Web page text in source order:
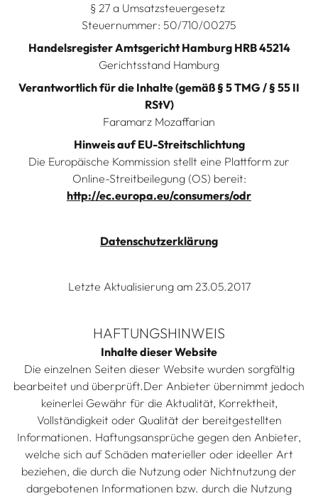
§ 27 a Umsatzsteuergesetz
Steuernummer: 50/710/00275
Handelsregister Amtsgericht Hamburg HRB 45214
Gerichtsstand Hamburg
Verantwortlich für die Inhalte (gemäß § 5 TMG / § 55 II
RStV)
Faramarz Mozaffarian
Hinweis auf EU-Streitschlichtung
Die Europäische Kommission stellt eine Plattform zur
Online-Streitbeilegung (OS) bereit:
http://ec.europa.eu/consumers/odr
Datenschutzerklärung
Letzte Aktualisierung am 23.05.2017
HAFTUNGSHINWEIS
Inhalte dieser Website
Die einzelnen Seiten dieser Website wurden sorgfältig
bearbeitet und überprüft.Der Anbieter übernimmt jedoch
keinerlei Gewähr für die Aktualität, Korrektheit,
Vollständigkeit oder Qualität der bereitgestellten
Informationen. Haftungsansprüche gegen den Anbieter,
welche sich auf Schäden materieller oder ideeller Art
beziehen, die durch die Nutzung oder Nichtnutzung der
dargebotenen Informationen bzw. durch die Nutzung